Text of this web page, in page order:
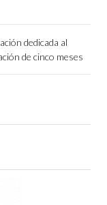
dedicada al
de cinco meses